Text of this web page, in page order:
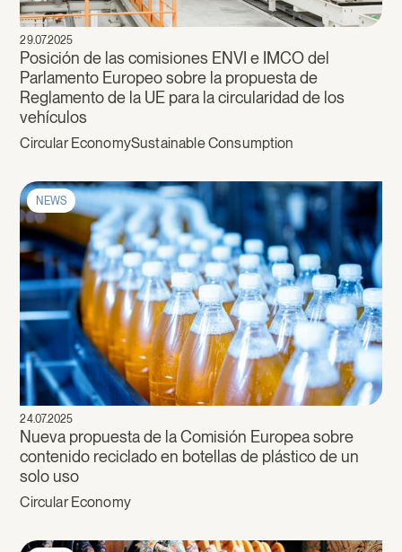
29.07.2025
Posición de las comisiones ENVI e IMCO del
Parlamento Europeo sobre la propuesta de
Reglamento de la UE para la circularidad de los
vehículos
Circular EconomySustainable Consumption
NEWS
24.07.2025
Nueva propuesta de la Comisión Europea sobre
contenido reciclado en botellas de plástico de un
solo uso
Circular Economy